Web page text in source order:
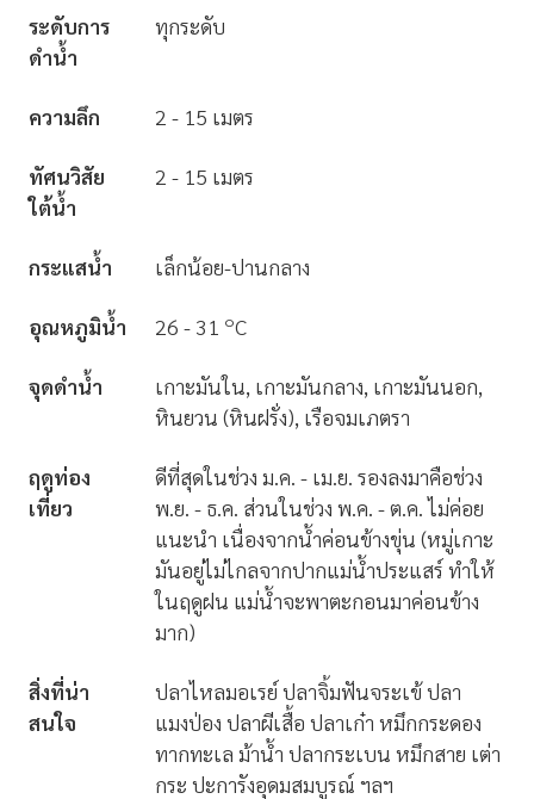
ระดับการ
ดำน้ำ
ทุกระดับ
ความลึก 2 - 15 เมตร
ทัศนวิสัย
ใต้น้ำ
2 - 15 เมตร
กระแสน้ำ เล็กน้อย-ปานกลาง
อุณหภูมิน้ำ 26 - 31 ๐C
จุดดำน้ำ
เกาะมันใน, เกาะมันกลาง, เกาะมันนอก,
หินยวน (หินฝรั่ง), เรือจมเภตรา
ฤดูท่อง
เที่ยว
ดีที่สุดในช่วง ม.ค. - เม.ย. รองลงมาคือช่วง
พ.ย. - ธ.ค. ส่วนในช่วง พ.ค. - ต.ค. ไม่ค่อย
แนะนำ เนื่องจากน้ำค่อนข้างขุ่น (หมู่เกาะ
มันอยู่ไม่ไกลจากปากแม่น้ำประแสร์ ทำให้
ในฤดูฝน แม่น้ำจะพาตะกอนมาค่อนข้าง
มาก)
สิ่งที่น่า
สนใจ
ปลาไหลมอเรย์ ปลาจิ้มฟันจระเข้ ปลา
แมงป่อง ปลาผีเสื้อ ปลาเก๋า หมึกกระดอง
ทากทะเล ม้าน้ำ ปลากระเบน หมึกสาย เต่า
กระ ปะการังอุดมสมบูรณ์ ฯลฯ